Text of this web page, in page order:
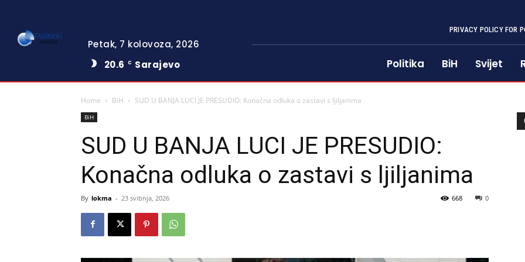
Petak, 7 kolovoza, 2026
20.6
C Sarajevo
PRIVACY POLICY FOR
Politika BiH Svijet
Home BiH SUD U BANJA LUCI JE PRESUDIO: Konačna odluka o zastavi s ljiljanima
BiH
SUD U BANJA LUCI JE PRESUDIO:
Konačna odluka o zastavi s ljiljanima
By lokma - 23 svibnja, 2026 0
668